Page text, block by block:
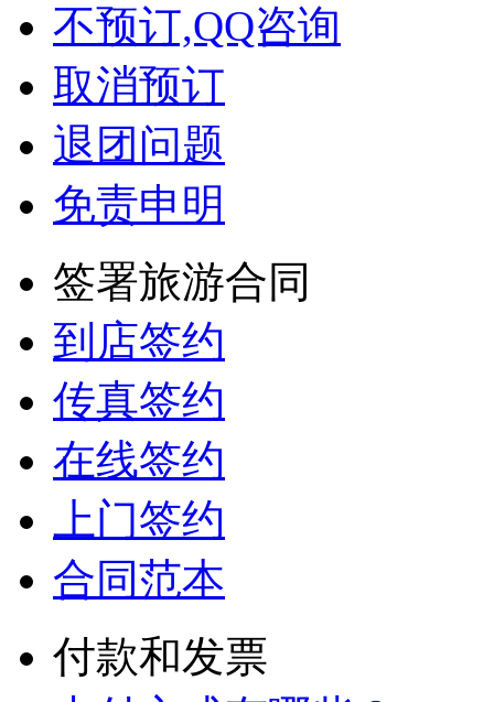
不预订,QQ咨询
取消预订
退团问题
免责申明
签署旅游合同
到店签约
传真签约
在线签约
上门签约
合同范本
付款和发票